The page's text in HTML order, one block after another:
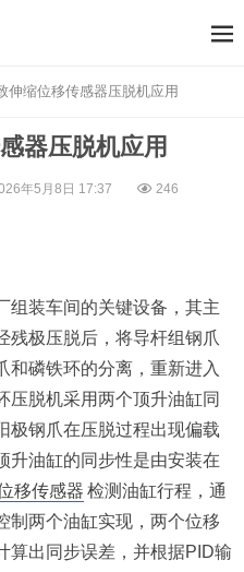
伸缩位移传感器压脱机应用
器压脱机应用
年5月8日 17:37 246
组装车间的关键设备，其主
残极压脱后，将导杆组钢爪
和磷铁环的分离，重新进入
压脱机采用两个顶升油缸同
极钢爪在压脱过程出现偏载
升油缸的同步性是由安装在
移传感器 检测油缸行程，通
制两个油缸实现，两个位移
算出同步误差，并根据PID输